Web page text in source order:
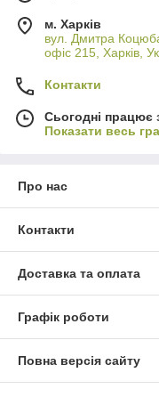
м. Харків
вул. Дмитра
офіс 215, Харків,
Контакти
Сьогодні працює
Показати весь
Про нас
Контакти
Доставка та оплата
Графік роботи
Повна версія сайту